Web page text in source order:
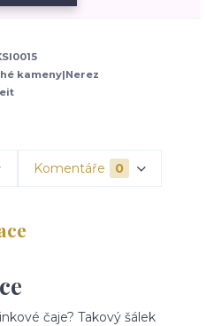
kameny|Nerez
Komentáře 0
čaje? Takový šálek